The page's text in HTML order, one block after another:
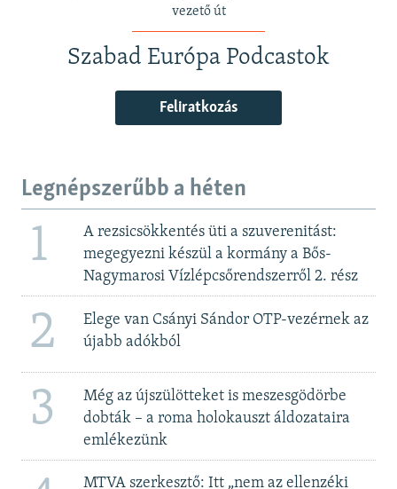
vezető út
Szabad Európa Podcastok
Feliratkozás
Legnépszerűbb a héten
1
A rezsicsökkentés üti a szuverenitást:
megegyezni készül a kormány a Bős-
Nagymarosi Vízlépcsőrendszerről 2. rész
2
Elege van Csányi Sándor OTP-vezérnek az
újabb adókból
3
Még az újszülötteket is meszesgödörbe
dobták – a roma holokauszt áldozataira
emlékezünk
MTVA szerkesztő: Itt „nem az ellenzéki